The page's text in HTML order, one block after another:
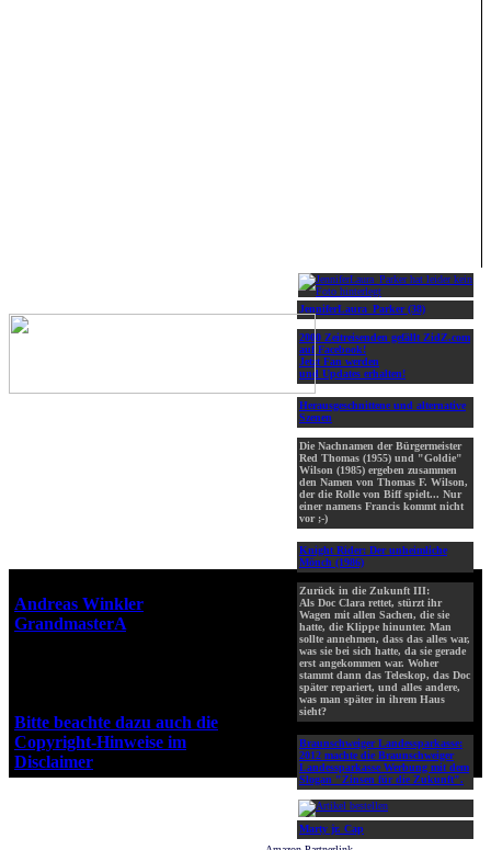
JenniferLaura_Parker (38)
2000 Zeitreisenden gefällt ZidZ.com
auf Facebook!
Jetzt Fan werden
und Updates erhalten!
Herausgeschnittene und alternative
Szenen
Die Nachnamen der Bürgermeister
Red Thomas (1955) und "Goldie"
Wilson (1985) ergeben zusammen
den Namen von Thomas F. Wilson,
der die Rolle von Biff spielt... Nur
einer namens Francis kommt nicht
vor ;-)
Knight Rider: Der unheimliche
Mönch (1986)
Zurück in die Zukunft III:
Als Doc Clara rettet, stürzt ihr
Wagen mit allen Sachen, die sie
hatte, die Klippe hinunter. Man
sollte annehmen, dass das alles war,
was sie bei sich hatte, da sie gerade
erst angekommen war. Woher
stammt dann das Teleskop, das Doc
später repariert, und alles andere,
was man später in ihrem Haus
sieht?
Braunschweiger Landessparkasse:
2012 machte die Braunschweiger
Landessparkasse Werbung mit dem
Slogan "Zinsen für die Zukunft".
Marty jr. Cap
Andreas Winkler
GrandmasterA
Bitte beachte dazu auch die
Copyright-Hinweise im
Disclaimer